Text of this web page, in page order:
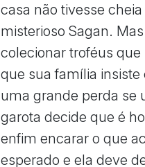
casa não tivesse
misterioso Sagan.
colecionar troféus
que sua família
uma grande perda se
garota decide que é
enfim encarar o que
esperado e ela deve